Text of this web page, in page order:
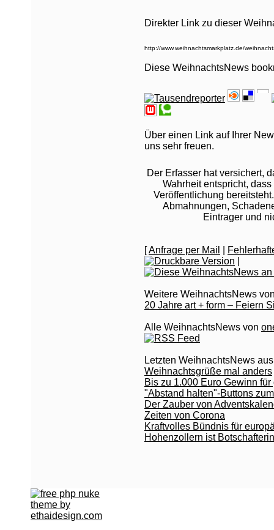
Direkter Link zu dieser
Diese WeihnachtsNews
Über einen Link auf Ihrer
uns sehr freuen.
Der Erfasser hat versichert,
Wahrheit entspricht,
Veröffentlichung
Abmahnungen,
Eintrager und
[Anfrage per Mail
Weitere WeihnachtsNews
20 Jahre art + form – Feiern
Alle WeihnachtsNews von
Letzten WeihnachtsNews
Weihnachtsgrüße mal anders
Bis zu 1.000 Euro Gewinn
"Abstand halten"-Buttons
Der Zauber von
Zeiten von Corona
Kraftvolles Bündnis für
Hohenzollern ist